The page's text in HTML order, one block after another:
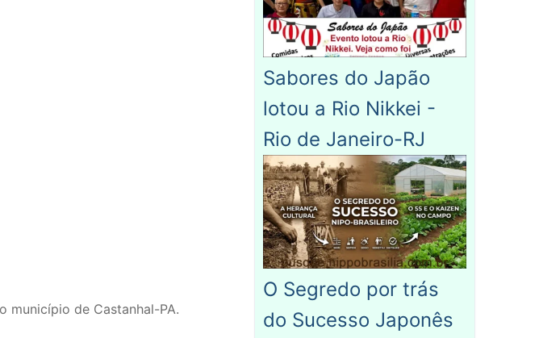
município de Castanhal-PA.
Sabores do Japão
lotou a Rio Nikkei -
Rio de Janeiro-RJ
O Segredo por trás
do Sucesso Japonês